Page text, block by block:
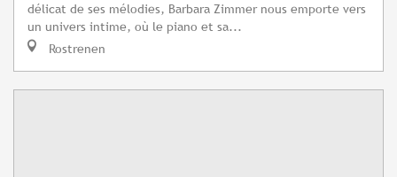
délicat de ses mélodies, Barbara Zimmer nous emporte vers
un univers intime, où le piano et sa...
Rostrenen